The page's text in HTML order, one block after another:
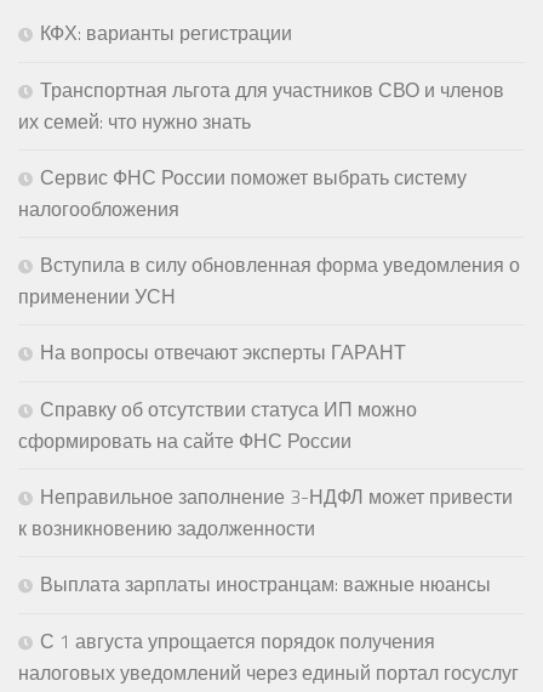
КФХ: варианты регистрации
Транспортная льгота для участников СВО и членов
их семей: что нужно знать
Сервис ФНС России поможет выбрать систему
налогообложения
Вступила в силу обновленная форма уведомления о
применении УСН
На вопросы отвечают эксперты ГАРАНТ
Справку об отсутствии статуса ИП можно
сформировать на сайте ФНС России
Неправильное заполнение 3-НДФЛ может привести
к возникновению задолженности
Выплата зарплаты иностранцам: важные нюансы
С 1 августа упрощается порядок получения
налоговых уведомлений через единый портал госуслуг